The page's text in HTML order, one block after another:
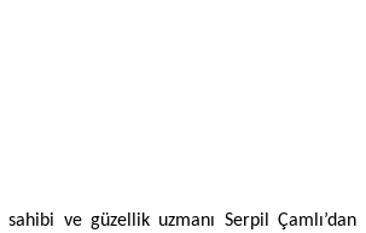
ve güzellik uzmanı Serpil Çamlı’dan